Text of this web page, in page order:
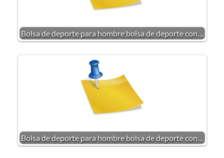
Bolsa de deporte para hombre bolsa de deporte con…
Bolsa de deporte para hombre bolsa de deporte con…